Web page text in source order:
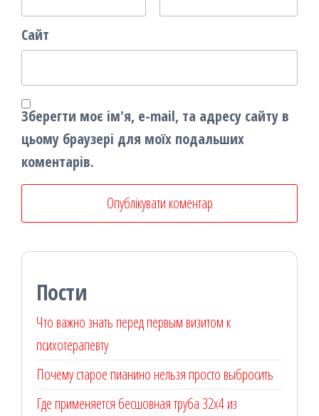
Сайт
Зберегти моє ім'я, e-mail, та адресу сайту в
цьому браузері для моїх подальших
коментарів.
Пости
Что важно знать перед первым визитом к
психотерапевту
Почему старое пианино нельзя просто выбросить
Где применяется бесшовная труба 32х4 из